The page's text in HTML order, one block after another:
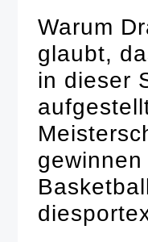
Warum
glaubt,
in dieser